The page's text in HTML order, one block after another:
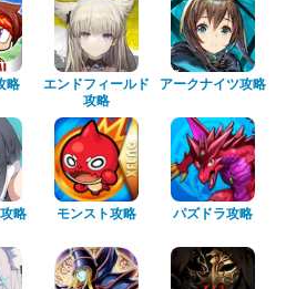
略
エンドフィールド
攻略
アークナイツ攻略
略 モンスト攻略 パズドラ攻略